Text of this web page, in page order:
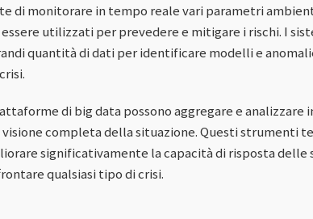
di monitorare in tempo reale vari parametri
essere utilizzati per prevedere e mitigare i rischi. I
quantità di dati per identificare modelli e
di big data possono aggregare e
visione completa della situazione. Questi strumenti
significativamente la capacità di risposta
qualsiasi tipo di crisi.